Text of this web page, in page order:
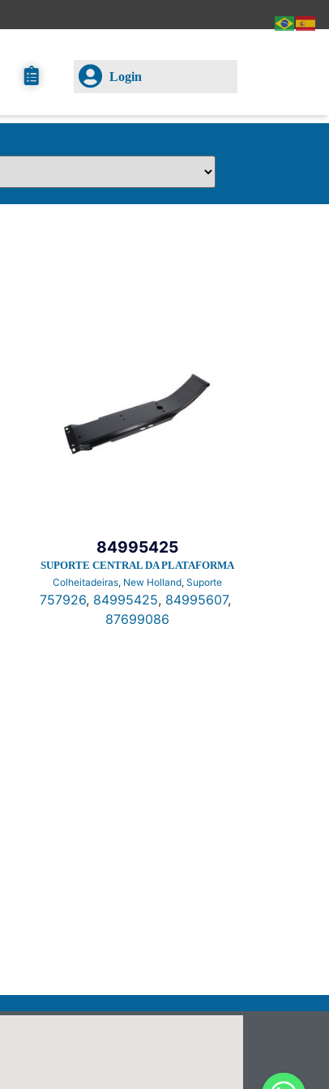
Login
Colheitadeiras, New Holland, Suporte
SUPORTE CENTRAL DA PLATAFORMA
84995425
757926, 84995425, 84995607,
87699086